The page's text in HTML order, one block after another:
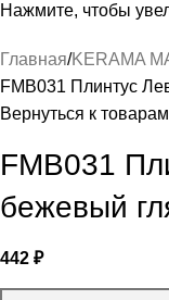
Нажмите, чтобы
Главная KERAMA
FMB031 Плинтус
Вернуться к товарам
FMB031
бежевый
442 ₽